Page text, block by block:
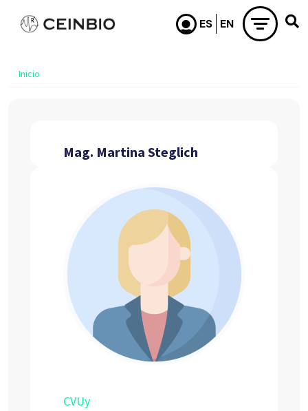
Pasar al contenido principal
Inicio
Mag. Martina Steglich
CVUy